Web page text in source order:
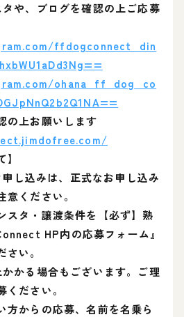
タや、ブログを確認の上ご応募
ffdogconnect_din
ohana_ff_dog_co
の上お願いします
し込みは、正式なお申し込み
ください。
スタ・譲渡条件を【必ず】熟
HP内の応募フォーム』
い。
かる場合もございます。ご理
ださい。
からの応募、名前を名乗ら